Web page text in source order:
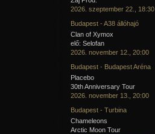
2026. szeptember 22., 18:30
Budapest - A38 állóhajó
Clan of Xymox
elő: Selofan
2026. november 12., 20:00
Budapest - Budapest Aréna
Placebo
30th Anniversary Tour
2026. november 13., 20:00
Budapest - Turbina
Chameleons
Arctic Moon Tour